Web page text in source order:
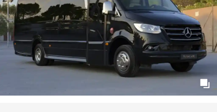
и включает в себя разводной механизм.